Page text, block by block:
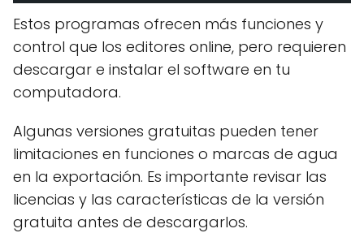
Estos programas ofrecen más funciones y
control que los editores online, pero requieren
descargar e instalar el software en tu
computadora.
Algunas versiones gratuitas pueden tener
limitaciones en funciones o marcas de agua
en la exportación. Es importante revisar las
licencias y las características de la versión
gratuita antes de descargarlos.